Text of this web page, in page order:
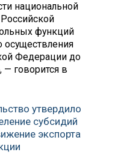
национальной
функций
осуществления
Федерации до
— говорится в
утвердило
субсидий
экспорта